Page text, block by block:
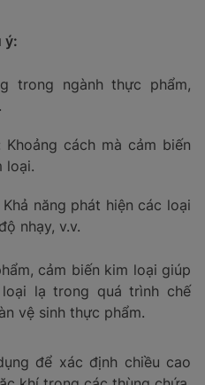
trong một phạm vi nhất
động hiện nay chủ
ý:
vực sử dụng cảm biến
biến hồng ngoại, siêu âm,
tự động mở cửa, giám sát